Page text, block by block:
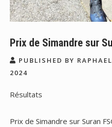
Prix de Simandre sur
PUBLISHED BY
2024
Résultats
Prix de Simandre sur Suran